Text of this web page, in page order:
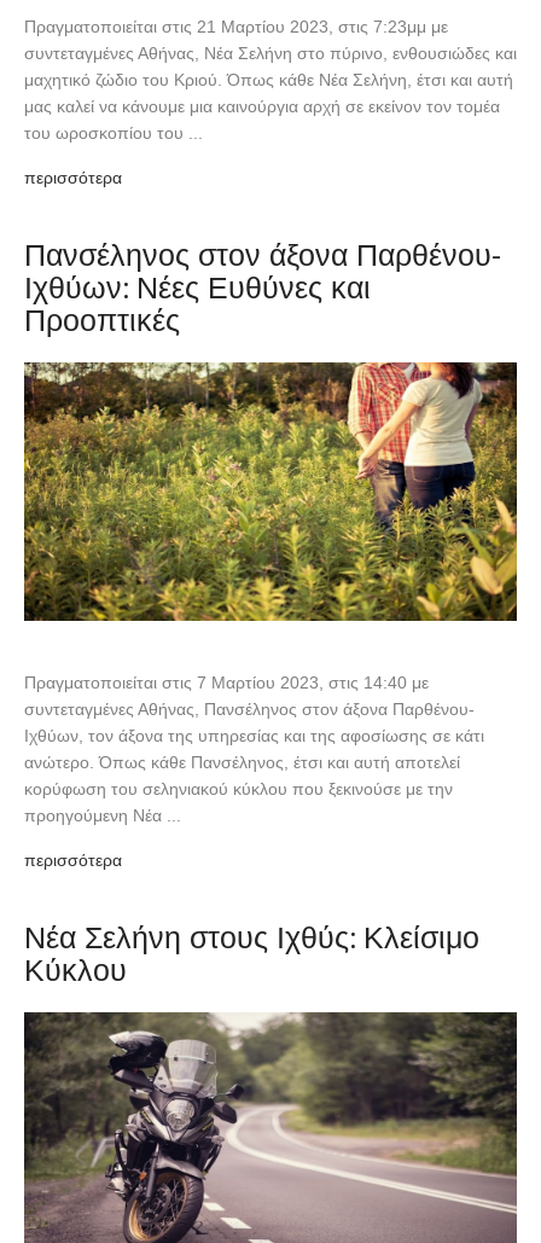
Πραγματοποιείται στις 21 Μαρτίου 2023, στις 7:23μμ με
συντεταγμένες Αθήνας, Νέα Σελήνη στο πύρινο, ενθουσιώδες και
μαχητικό ζώδιο του Κριού. Όπως κάθε Νέα Σελήνη, έτσι και αυτή
μας καλεί να κάνουμε μια καινούργια αρχή σε εκείνον τον τομέα
του ωροσκοπίου του ...
περισσότερα
Πανσέληνος στον άξονα Παρθένου-
Ιχθύων: Νέες Ευθύνες και
Προοπτικές
Πραγματοποιείται στις 7 Μαρτίου 2023, στις 14:40 με
συντεταγμένες Αθήνας, Πανσέληνος στον άξονα Παρθένου-
Ιχθύων, τον άξονα της υπηρεσίας και της αφοσίωσης σε κάτι
ανώτερο. Όπως κάθε Πανσέληνος, έτσι και αυτή αποτελεί
κορύφωση του σεληνιακού κύκλου που ξεκινούσε με την
προηγούμενη Νέα ...
περισσότερα
Νέα Σελήνη στους Ιχθύς: Κλείσιμο
Κύκλου